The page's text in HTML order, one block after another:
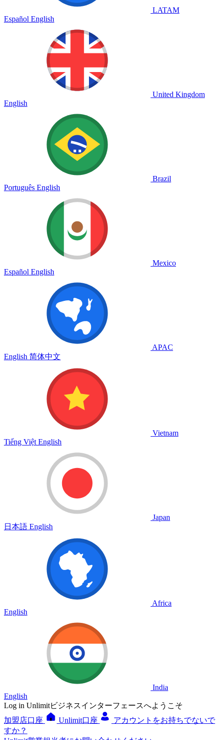
LATAM
Español English
United Kingdom
English
Brazil
Português English
Mexico
Español English
APAC
English 简体中文
Vietnam
Tiếng Việt English
Japan
日本語 English
Africa
English
India
English
Log in Unlimitビジネスインターフェースへようこそ
加盟店口座
Unlimit口座
アカウントをお持ちでないで
すか？